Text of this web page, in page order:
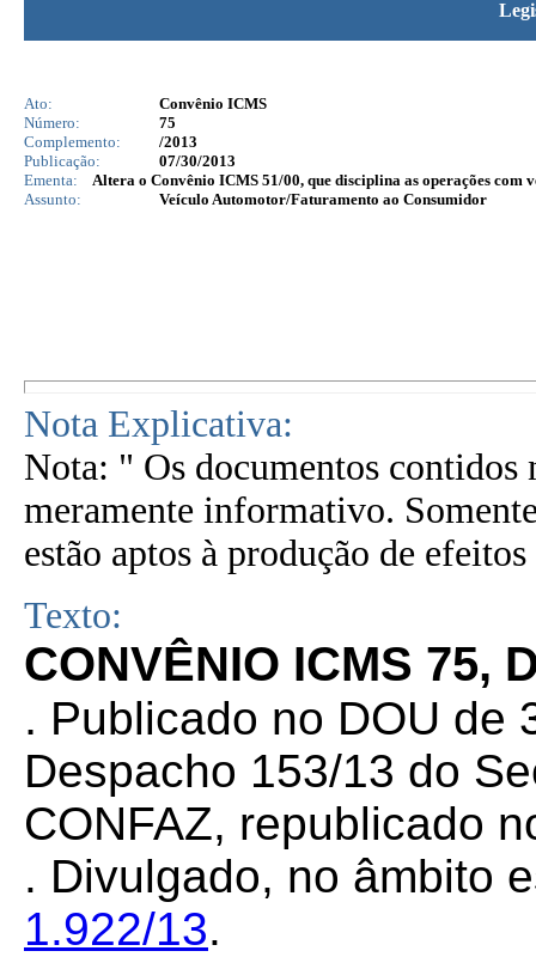
Ato:
Convênio ICMS
Número:
75
Complemento:
/2013
Publicação:
07/30/2013
Ementa:
Altera o Convênio ICMS 51/00, que disciplina as operações
Assunto:
Veículo Automotor/Faturamento ao Consumidor
Nota Explicativa:
Nota: " Os documentos contidos
meramente informativo.
estão aptos à produção de
Texto:
CONVÊNIO ICMS 75,
. Publicado no DOU de
Despacho 153/13 do
CONFAZ, republicado
. Divulgado, no âmbito
1.922/13.